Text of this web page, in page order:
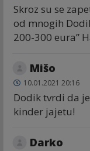
Skroz su se
od mnogih
200-300 eura”
Mišo
10.01.2021 20:16
Dodik tvrdi da
kinder jajetu!
Darko